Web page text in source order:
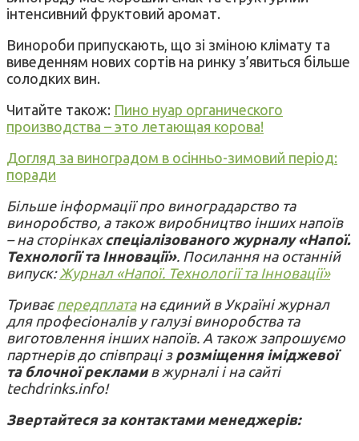
інтенсивний фруктовий аромат.
Винороби припускають, що зі зміною клімату та
виведенням нових сортів на ринку з’явиться більше
солодких вин.
Читайте також: Пино нуар органического
производства – это летающая корова!
Догляд за виноградом в осінньо-зимовий період:
поради
Більше інформації про виноградарство та
виноробство, а також виробництво інших напоїв
– на сторінкахспеціалізованого журналу «Напої.
Технології та Інновації». Посилання на останній
випуск: Журнал «Напої. Технології та Інновації»
Триває передплатана єдиний в Україні журнал
для професіоналів у галузі виноробства та
виготовлення інших напоїв. А також запрошуємо
партнерів до співпраці зрозміщення іміджевої
та блочної рекламив журналі і на сайті
techdrinks.info!
Звертайтеся за контактами менеджерів: